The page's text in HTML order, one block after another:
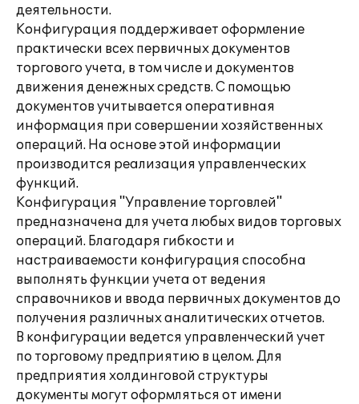
деятельности.
Конфигурация поддерживает оформление
практически всех первичных документов
торгового учета, в том числе и документов
движения денежных средств. С помощью
документов учитывается оперативная
информация при совершении хозяйственных
операций. На основе этой информации
производится реализация управленческих
функций.
Конфигурация "Управление торговлей"
предназначена для учета любых видов торговых
операций. Благодаря гибкости и
настраиваемости конфигурация способна
выполнять функции учета от ведения
справочников и ввода первичных документов до
получения различных аналитических отчетов.
В конфигурации ведется управленческий учет
по торговому предприятию в целом. Для
предприятия холдинговой структуры
документы могут оформляться от имени